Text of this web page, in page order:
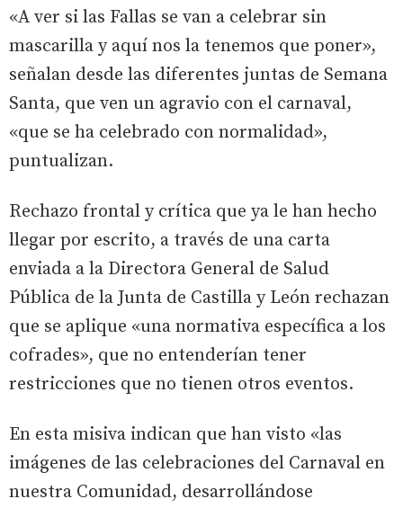
«A ver si las Fallas se van a celebrar sin
mascarilla y aquí nos la tenemos que poner»,
señalan desde las diferentes juntas de Semana
Santa, que ven un agravio con el carnaval,
«que se ha celebrado con normalidad»,
puntualizan.
Rechazo frontal y crítica que ya le han hecho
llegar por escrito, a través de una carta
enviada a la Directora General de Salud
Pública de la Junta de Castilla y León rechazan
que se aplique «una normativa específica a los
cofrades», que no entenderían tener
restricciones que no tienen otros eventos.
En esta misiva indican que han visto «las
imágenes de las celebraciones del Carnaval en
nuestra Comunidad, desarrollándose